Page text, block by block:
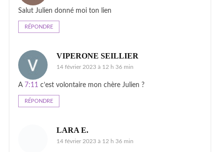
Salut Julien donné moi ton lien
RÉPONDRE
VIPERONE SEILLIER
14 février 2023 à 12 h 36 min
A 7:11 c’est volontaire mon chère Julien ?
RÉPONDRE
LARA E.
14 février 2023 à 12 h 36 min